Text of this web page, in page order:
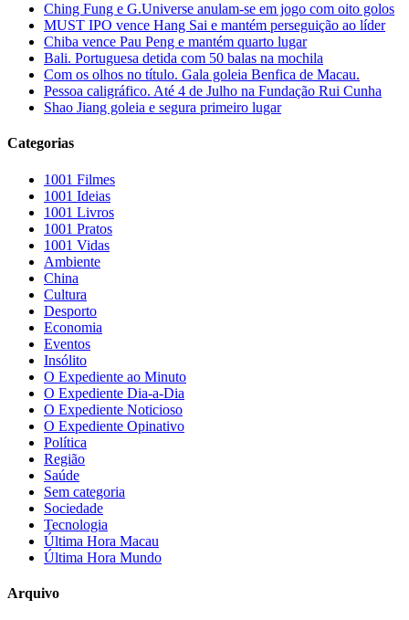
Ching Fung e G.Universe anulam-se em jogo com oito golos
MUST IPO vence Hang Sai e mantém perseguição ao líder
Chiba vence Pau Peng e mantém quarto lugar
Bali. Portuguesa detida com 50 balas na mochila
Com os olhos no título. Gala goleia Benfica de Macau.
Pessoa caligráfico. Até 4 de Julho na Fundação Rui Cunha
Shao Jiang goleia e segura primeiro lugar
Categorias
1001 Filmes
1001 Ideias
1001 Livros
1001 Pratos
1001 Vidas
Ambiente
China
Cultura
Desporto
Economia
Eventos
Insólito
O Expediente ao Minuto
O Expediente Dia-a-Dia
O Expediente Noticioso
O Expediente Opinativo
Política
Região
Saúde
Sem categoria
Sociedade
Tecnologia
Última Hora Macau
Última Hora Mundo
Arquivo